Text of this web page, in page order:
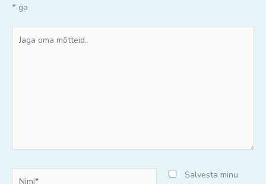
*-ga
oma
Salvesta minu